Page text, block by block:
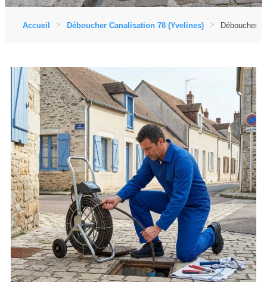
Accueil Déboucher Canalisation 78 (Yvelines) Déboucher